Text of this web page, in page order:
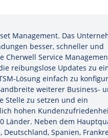
Management. Das
besser, schneller und
Cherwell Service
reibungslose Updates zu
Lösung einfach zu
weiterer Business-
Stelle zu setzen und ein
hohen
Länder. Neben dem
Spanien,